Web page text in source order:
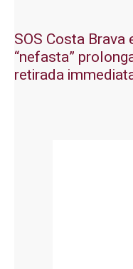
SOS Costa
“nefasta”
retirada